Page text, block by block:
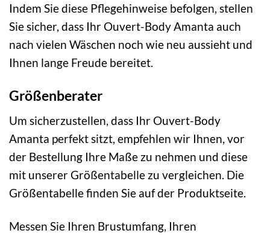
Indem Sie diese Pflegehinweise befolgen, stellen
Sie sicher, dass Ihr Ouvert-Body Amanta auch
nach vielen Wäschen noch wie neu aussieht und
Ihnen lange Freude bereitet.
Größenberater
Um sicherzustellen, dass Ihr Ouvert-Body
Amanta perfekt sitzt, empfehlen wir Ihnen, vor
der Bestellung Ihre Maße zu nehmen und diese
mit unserer Größentabelle zu vergleichen. Die
Größentabelle finden Sie auf der Produktseite.
Messen Sie Ihren Brustumfang, Ihren